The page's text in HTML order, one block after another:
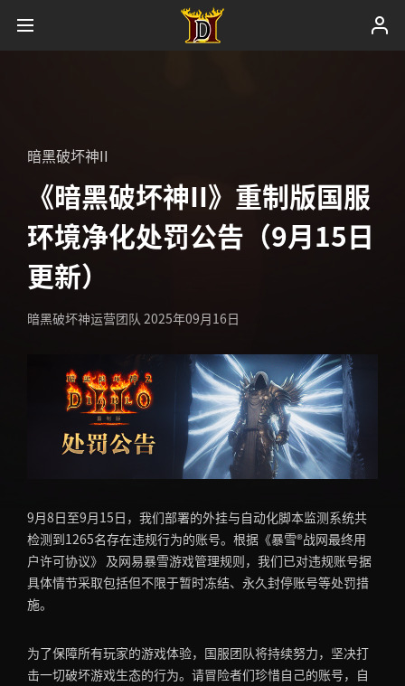
暗黑破坏神II
《暗黑破坏神II》重制版国服
环境净化处罚公告（9月15日
更新）
暗黑破坏神运营团队 2025年09月16日
9月8日至9月15日，我们部署的外挂与自动化脚本监测系统共
检测到1265名存在违规行为的账号。根据《暴雪®战网最终用
户许可协议》 及网易暴雪游戏管理规则，我们已对违规账号据
具体情节采取包括但不限于暂时冻结、永久封停账号等处罚措
施。
为了保障所有玩家的游戏体验，国服团队将持续努力，坚决打
击一切破坏游戏生态的行为。请冒险者们珍惜自己的账号，自